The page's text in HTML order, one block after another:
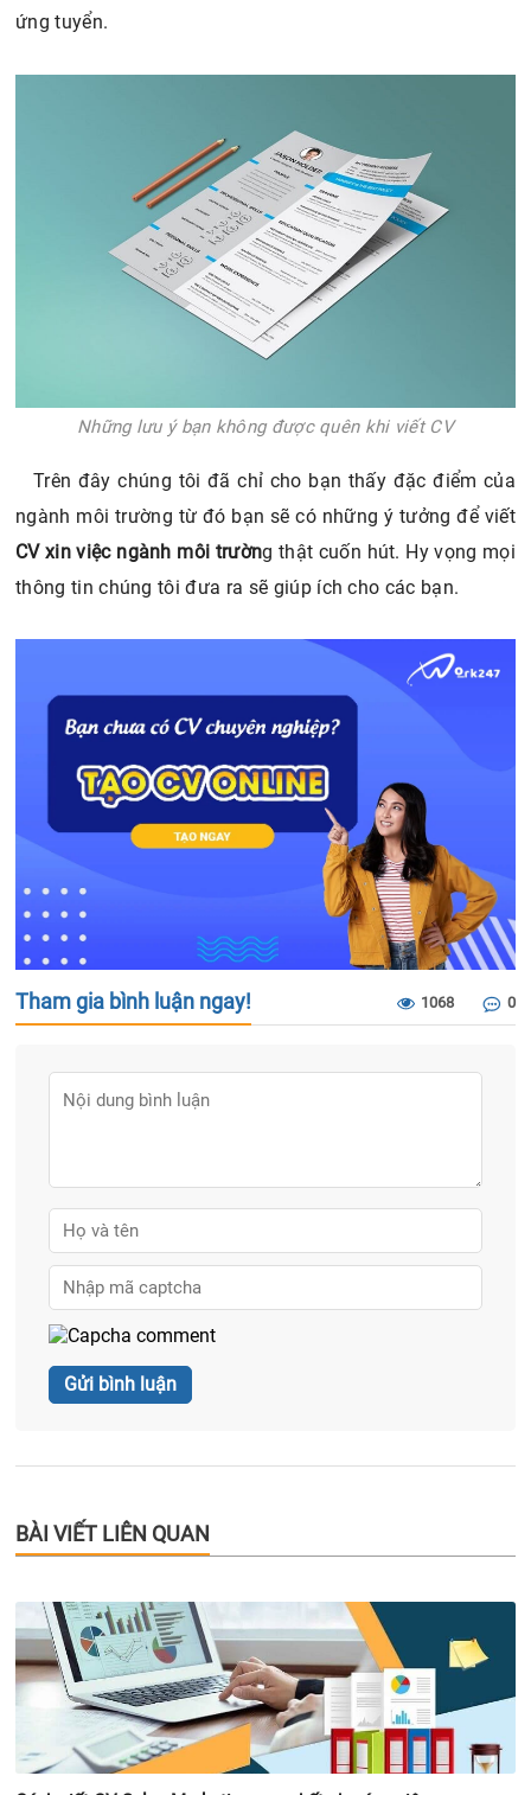
ứng tuyển.
Những lưu ý bạn không được quên khi viết CV
Trên đây chúng tôi đã chỉ cho bạn thấy đặc điểm của
ngành môi trường từ đó bạn sẽ có những ý tưởng để viết
CV xin việc ngành môi trường thật cuốn hút. Hy vọng mọi
thông tin chúng tôi đưa ra sẽ giúp ích cho các bạn.
Tham gia bình luận ngay! 1068 0
BÀI VIẾT LIÊN QUAN